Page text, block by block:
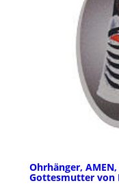
Ohrhänger,
Gottesmutter von